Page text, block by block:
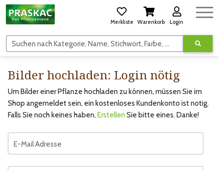
Merkliste Warenkorb Login
Suchen nach Kategorie, Name, Stichwort, Farbe, usw.
Bilder hochladen: Login nötig
Um Bilder einer Pflanze hochladen zu können, müssen Sie im
Shop angemeldet sein, ein kostenloses Kundenkonto ist notig.
Falls Sie noch keines haben, Erstellen Sie bitte eines. Danke!
E-Mail Adresse